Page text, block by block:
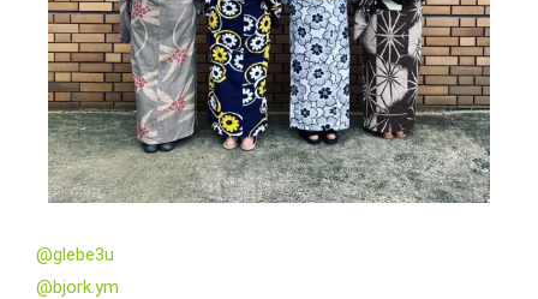
@glebe3u
@bjork.ym